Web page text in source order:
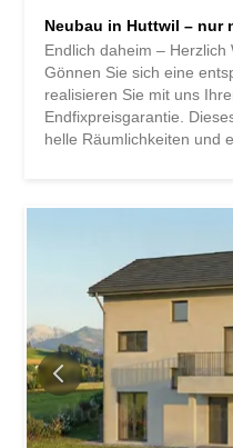
Neubau in Huttwil – nur
Endlich daheim – Herzlich
Gönnen Sie sich eine
realisieren Sie mit uns
Endfixpreisgarantie.
helle Räumlichkeiten und
den Innenausbau
Essbereich bietet viel
Einrichtungsideen. Die
im ganzen Haus sorgen
sorgen für ein herrlich
Projekt besticht mit
Neubauprojekt in
Leistungsverhältnis Zwei
Ein gedeckter Balkon
gedeckter Sitzplatz und
Ausrichtung um den